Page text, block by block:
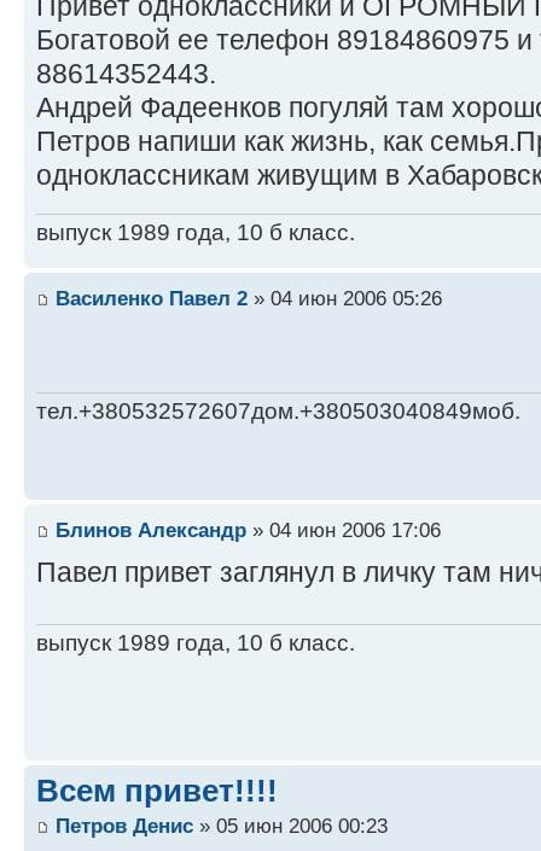
Богатовой ее телефон 89184860975
88614352443.
Андрей Фадеенков погуляй там
Петров напиши как жизнь, как
одноклассникам живущим в
выпуск 1989 года, 10 б класс.
Василенко Павел 2 » 04 июн 2006 05:26
тел.+380532572607дом.+380503040849моб.
Блинов Александр » 04 июн 2006 17:06
Павел привет заглянул в личку там
выпуск 1989 года, 10 б класс.
Всем привет!!!!
Петров Денис » 05 июн 2006 00:23